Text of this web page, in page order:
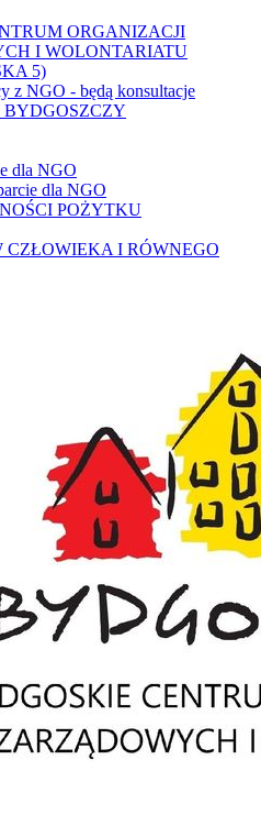
ORGANIZACJI
I WOLONTARIATU
5)
z NGO - będą konsultacje
BYDGOSZCZY
dla NGO
dla NGO
POŻYTKU
CZŁOWIEKA I RÓWNEGO